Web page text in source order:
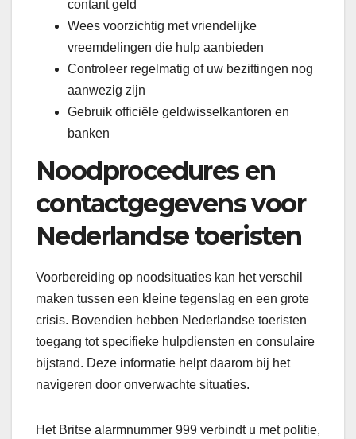
contant geld
Wees voorzichtig met vriendelijke
vreemdelingen die hulp aanbieden
Controleer regelmatig of uw bezittingen nog
aanwezig zijn
Gebruik officiële geldwisselkantoren en
banken
Noodprocedures en
contactgegevens voor
Nederlandse toeristen
Voorbereiding op noodsituaties kan het verschil
maken tussen een kleine tegenslag en een grote
crisis. Bovendien hebben Nederlandse toeristen
toegang tot specifieke hulpdiensten en consulaire
bijstand. Deze informatie helpt daarom bij het
navigeren door onverwachte situaties.
Het Britse alarmnummer 999 verbindt u met politie,